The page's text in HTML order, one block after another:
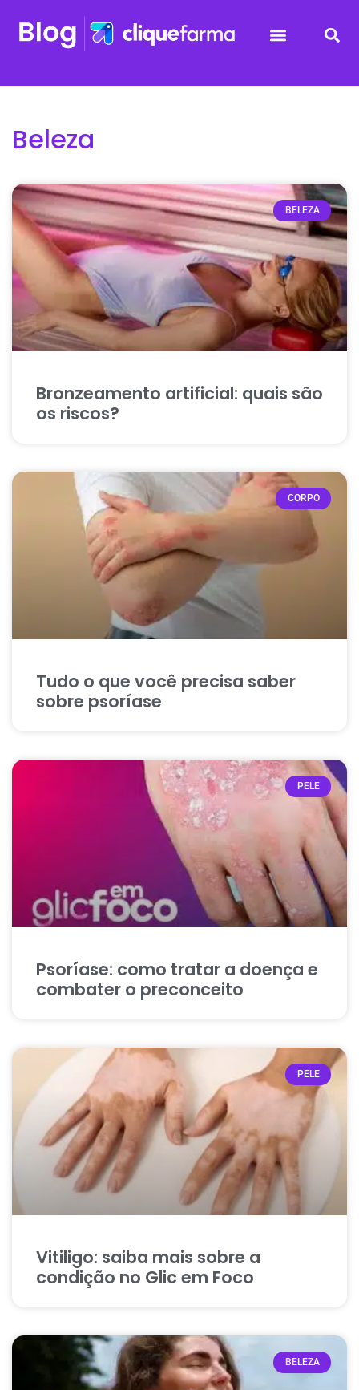
Beleza
BELEZA
Bronzeamento artificial: quais são
os riscos?
CORPO
Tudo o que você precisa saber
sobre psoríase
PELE
Psoríase: como tratar a doença e
combater o preconceito
PELE
Vitiligo: saiba mais sobre a
condição no Glic em Foco
BELEZA